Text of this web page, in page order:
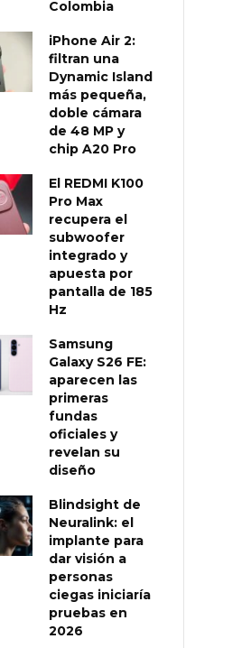
Colombia
iPhone Air 2:
filtran una
Dynamic Island
más pequeña,
doble cámara
de 48 MP y
chip A20 Pro
El REDMI K100
Pro Max
recupera el
subwoofer
integrado y
apuesta por
pantalla de 185
Hz
Samsung
Galaxy S26 FE:
aparecen las
primeras
fundas
oficiales y
revelan su
diseño
Blindsight de
Neuralink: el
implante para
dar visión a
personas
ciegas iniciaría
pruebas en
2026